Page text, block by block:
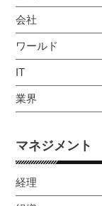
会社
ワールド
IT
業界
マネジメント
経理